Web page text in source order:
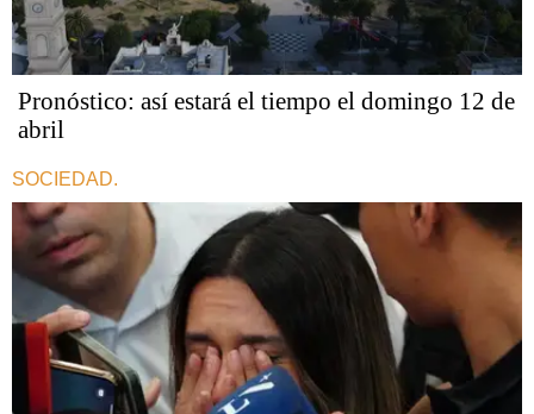
Pronóstico: así estará el tiempo el domingo 12 de
abril
SOCIEDAD.